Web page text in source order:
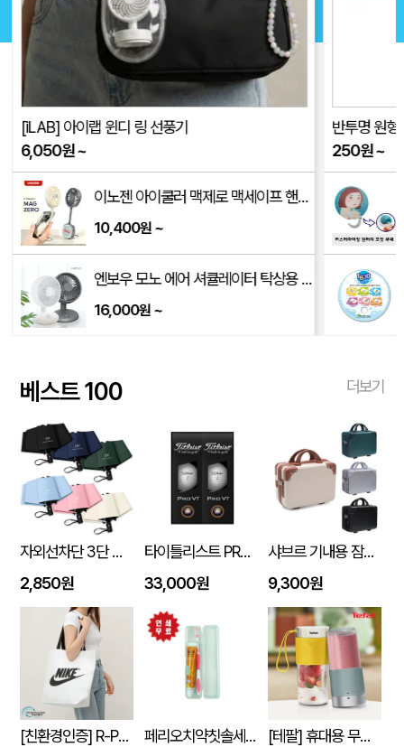
[iLAB] 아이랩 윈디 링 선풍기
6,050원~
이노젠 아이쿨러 맥제로 맥세이프 핸즈프리 미니선풍기
10,400원~
엔보우 모노 에어 셔큘레이터 탁상용 무선선풍기
16,000원~
반투명 원형
250원~
베스트 100 더보기
자외선차단 3단 자동 암막 양우산
2,850원
타이틀리스트 PRO V1 6구세트 (45X95X135mm)
33,000원
샤브르 기내용 잠금장치 있는여행용 보조 캐리어 레디백
9,300원
[친환경인증] R-PET 고밀도 리유저블백 (검정내피/170g)(S~XL)
페리오치약칫솔세트
[테팔] 휴대용 무선 믹서기 라이트믹스 (노랑/민트) 색상선택